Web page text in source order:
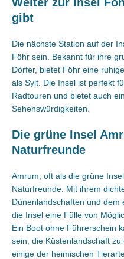
gibt
Die nächste Station auf der
Föhr sein. Bekannt für ihre
Dörfer, bietet Föhr eine
als Sylt. Die Insel ist perfekt
Radtouren und bietet auch
Sehenswürdigkeiten.
Die grüne Insel
Naturfreunde
Amrum, oft als die grüne
Naturfreunde. Mit ihrem
Dünenlandschaften und dem
die Insel eine Fülle von
Ein Boot ohne Führerschein
sein, die Küstenlandschaft
einige der heimischen